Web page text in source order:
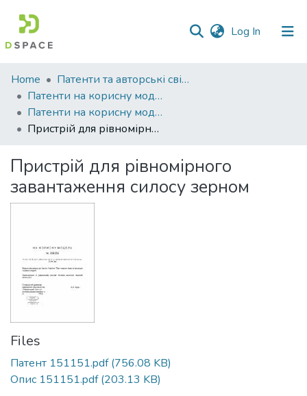
Log In (current)
Communities
&
Collections
All of DSpace
Statistics
Home
Патенти та авторські свідоцтва
Патенти на корисну модель
Патенти на корисну модель_2022
Пристрій для рівномірного завантаження силосу зерном
Пристрій для рівномірного
завантаження силосу зерном
Files
Патент 151151.pdf(756.08 KB)
Опис 151151.pdf(203.13 KB)